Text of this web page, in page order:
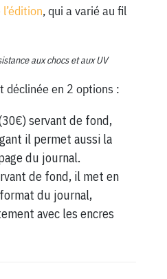
, qui a varié au fil
aux chocs et aux UV
déclinée en 2 options :
servant de fond,
il permet aussi la
du journal.
de fond, il met en
du journal,
avec les encres